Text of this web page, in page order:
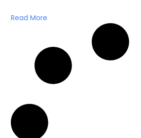
Read More